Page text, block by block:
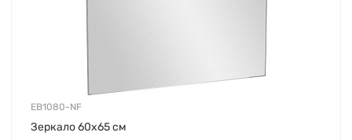
EB1080-NF
Зеркало 60х65 см